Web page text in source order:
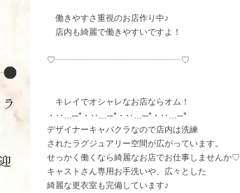
働きやすさ重視のお店作り中♪
店内も綺麗で働きやすいですよ！
♡┈┈┈┈┈┈┈┈┈┈┈┈┈┈┈♡
キレイでオシャレなお店ならオム！
・‥…─*・‥…─*・‥…─*・‥…─*
デザイナーキャバクラなので店内は洗練
されたラグジュアリー空間が広がっています。
せっかく働くなら綺麗なお店でお仕事しませんか♡
キャストさん専用お手洗いや、広々とした
綺麗な更衣室も完備しています♪